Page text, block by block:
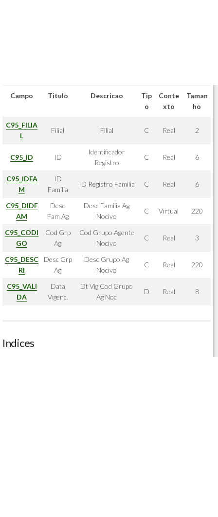
Campo Titulo Descricao
Tip
o
Conte
xto
Taman
ho
C95_FILIA
L
Filial Filial C Real 2
C95_ID ID
Identificador
Registro
C Real 6
C95_IDFA
M
ID
Familia
ID Registro Familia C Real 6
C95_DIDF
AM
Desc
Fam Ag
Desc Familia Ag
Nocivo
C Virtual 220
C95_CODI
GO
Cod Grp
Ag
Cod Grupo Agente
Nocivo
C Real 3
C95_DESC
RI
Desc Grp
Ag
Desc Grupo Ag
Nocivo
C Real 220
C95_VALI
DA
Data
Vigenc.
Dt Vig Cod Grupo
Ag Noc
D Real 8
Indices